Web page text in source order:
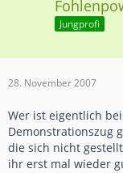
Jungprofi
28. November 2007
Wer ist eigentlich
Demonstrationszug
die sich nicht
ihr erst mal wieder